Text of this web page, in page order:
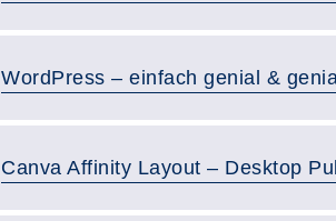
WordPress – einfach genial &
Canva Affinity Layout – Desktop